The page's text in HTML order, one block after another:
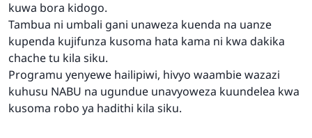
kuwa bora kidogo.
Tambua ni umbali gani unaweza kuenda na uanze
kupenda kujifunza kusoma hata kama ni kwa dakika
chache tu kila siku.
Programu yenyewe hailipiwi, hivyo waambie wazazi
kuhusu NABU na ugundue unavyoweza kuundelea kwa
kusoma robo ya hadithi kila siku.